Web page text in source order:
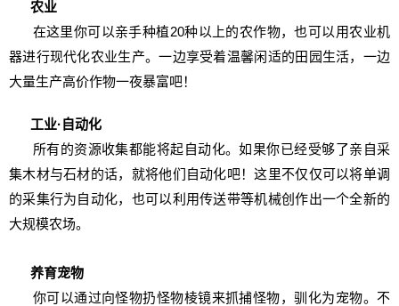
农业
在这里你可以亲手种植20种以上的农作物，也可以用农业机
器进行现代化农业生产。一边享受着温馨闲适的田园生活，一边
大量生产高价作物一夜暴富吧！
工业·自动化
所有的资源收集都能将起自动化。如果你已经受够了亲自采
集木材与石材的话，就将他们自动化吧！这里不仅仅可以将单调
的采集行为自动化，也可以利用传送带等机械创作出一个全新的
大规模农场。
养育宠物
你可以通过向怪物扔怪物棱镜来抓捕怪物，驯化为宠物。不